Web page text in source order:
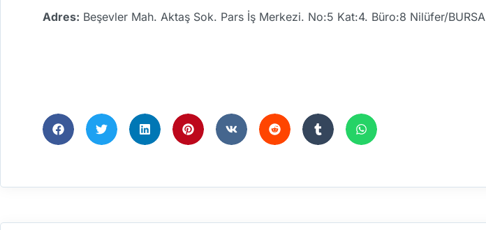
Adres: Beşevler Mah. Aktaş Sok. Pars İş Merkezi. No:5 Kat:4. Büro:8 Nilüfer/BURSA